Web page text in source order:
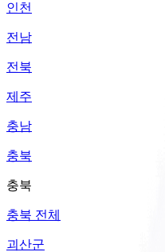
인천
전남
전북
제주
충남
충북
충북
충북 전체
괴산군